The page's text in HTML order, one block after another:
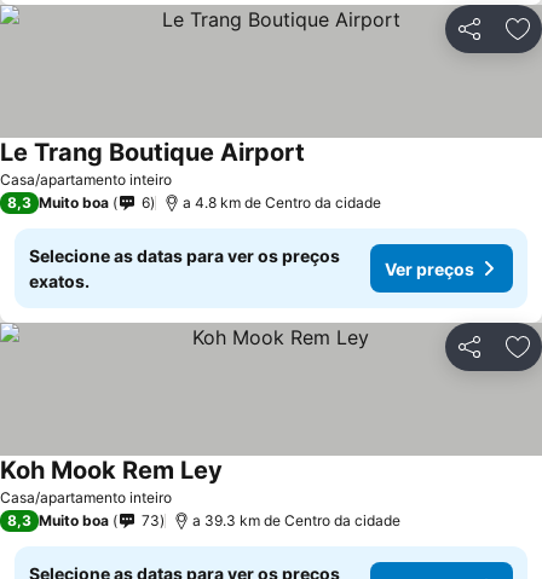
Partilhar
Casa/apartamento inteiro
Le Trang Boutique Airport
8,3 Muito boa 6 a 4.8 km de Centro da cidade
Selecione as datas para ver os preços
exatos.
Ver preços
Partilhar
Casa/apartamento inteiro
Koh Mook Rem Ley
8,3 Muito boa 73 a 39.3 km de Centro da cidade
Selecione as datas para ver os preços